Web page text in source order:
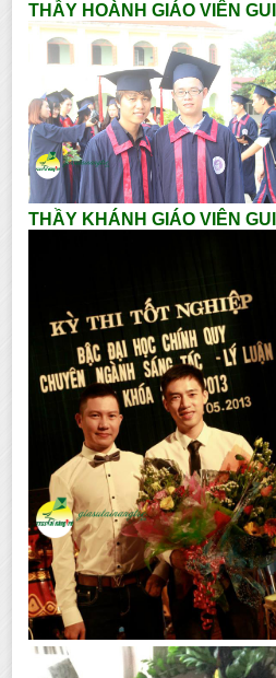
THẦY HOÀNH GIÁO VIÊN
THẦY KHÁNH GIÁO VIÊN